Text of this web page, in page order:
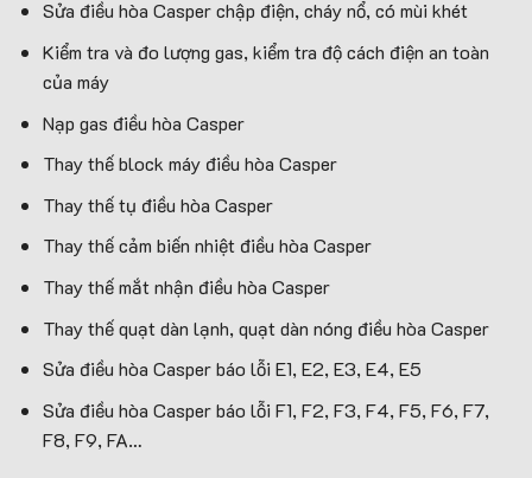
Sửa điều hòa Casper chập điện, cháy nổ, có mùi khét
Kiểm tra và đo lượng gas, kiểm tra độ cách điện an toàn
của máy
Nạp gas điều hòa Casper
Thay thế block máy điều hòa Casper
Thay thế tụ điều hòa Casper
Thay thế cảm biến nhiệt điều hòa Casper
Thay thế mắt nhận điều hòa Casper
Thay thế quạt dàn lạnh, quạt dàn nóng điều hòa Casper
Sửa điều hòa Casper báo lỗi E1, E2, E3, E4, E5
Sửa điều hòa Casper báo lỗi F1, F2, F3, F4, F5, F6, F7,
F8, F9, FA…